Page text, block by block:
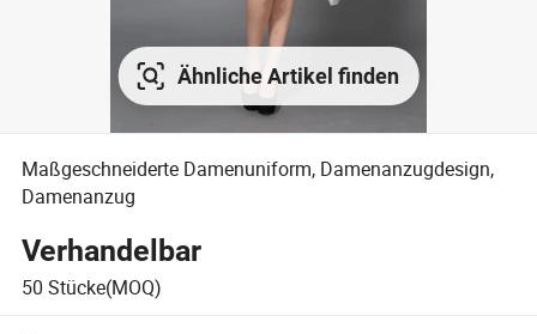
Ähnliche Artikel finden
Maßgeschneiderte Damenuniform, Damenanzugdesign,
Damenanzug
Verhandelbar
50 Stücke(MOQ)